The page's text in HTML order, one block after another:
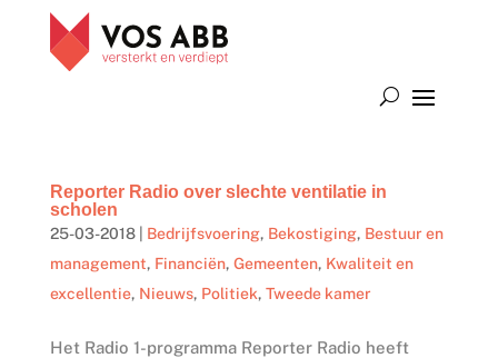
Reporter Radio over slechte ventilatie in
scholen
25-03-2018| Bedrijfsvoering, Bekostiging, Bestuur en
management, Financiën, Gemeenten, Kwaliteit en
excellentie, Nieuws, Politiek, Tweede kamer
Het Radio 1-programma Reporter Radio heeft